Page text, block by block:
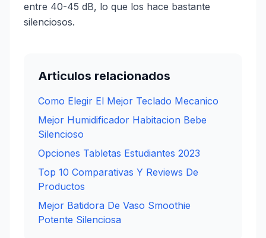
entre 40-45 dB, lo que los hace bastante
silenciosos.
Articulos relacionados
Como Elegir El Mejor Teclado Mecanico
Mejor Humidificador Habitacion Bebe
Silencioso
Opciones Tabletas Estudiantes 2023
Top 10 Comparativas Y Reviews De
Productos
Mejor Batidora De Vaso Smoothie
Potente Silenciosa